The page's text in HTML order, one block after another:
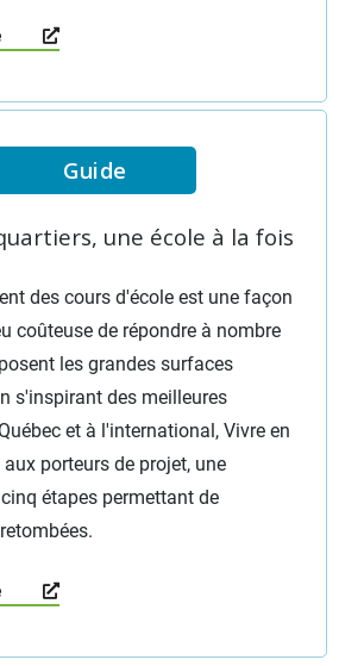
Guide
une école à la fois
des cours d'école est une façon
coûteuse de répondre à nombre
les grandes surfaces
s'inspirant des meilleures
et à l'international, Vivre en
porteurs de projet, une
étapes permettant de